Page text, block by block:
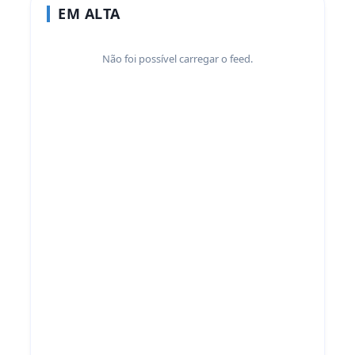
EM ALTA
Não foi possível carregar o feed.